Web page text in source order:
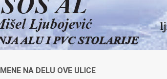
NA DELU OVE ULICE